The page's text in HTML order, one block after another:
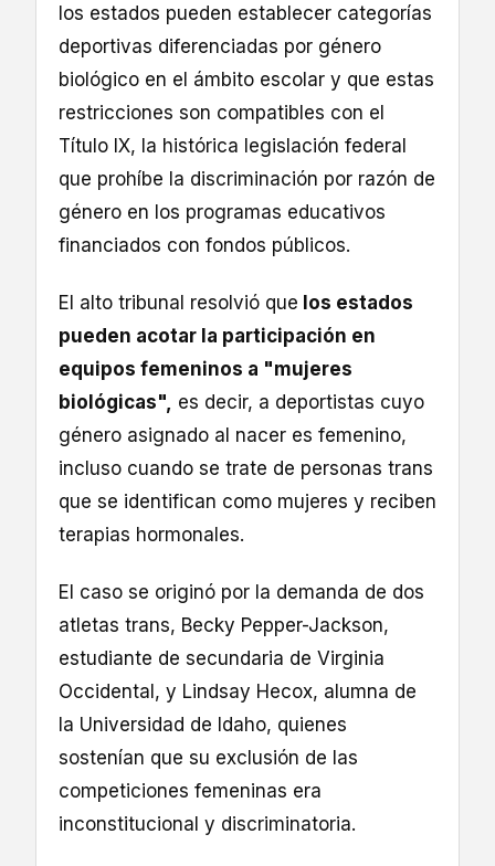
los estados pueden establecer categorías
deportivas diferenciadas por género
biológico en el ámbito escolar y que estas
restricciones son compatibles con el
Título IX, la histórica legislación federal
que prohíbe la discriminación por razón de
género en los programas educativos
financiados con fondos públicos.
El alto tribunal resolvió que los estados
pueden acotar la participación en
equipos femeninos a "mujeres
biológicas", es decir, a deportistas cuyo
género asignado al nacer es femenino,
incluso cuando se trate de personas trans
que se identifican como mujeres y reciben
terapias hormonales.
El caso se originó por la demanda de dos
atletas trans, Becky Pepper-Jackson,
estudiante de secundaria de Virginia
Occidental, y Lindsay Hecox, alumna de
la Universidad de Idaho, quienes
sostenían que su exclusión de las
competiciones femeninas era
inconstitucional y discriminatoria.